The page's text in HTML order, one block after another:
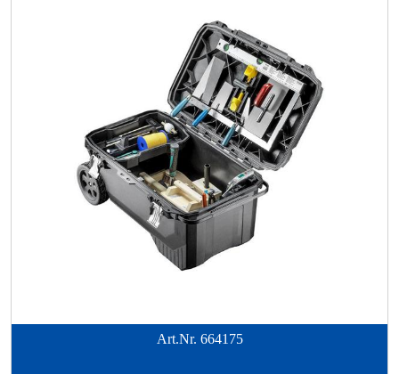
Art.Nr. 664175